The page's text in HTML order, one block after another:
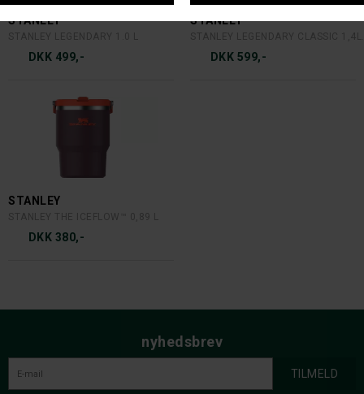
STANLEY
DKK 499,-
STANLEY
DKK 599,-
STANLEY
DKK 380,-
nyhedsbrev